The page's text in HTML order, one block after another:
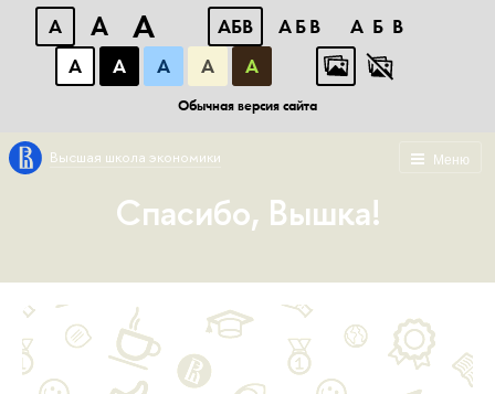
A A A АБВ АБВ
АБВ
А
А А А А
Обычная версия сайта
Меню
Высшая школа экономики
Спасибо, Вышка!